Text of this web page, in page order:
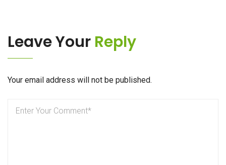
Leave Your Reply
Your email address will not be published.